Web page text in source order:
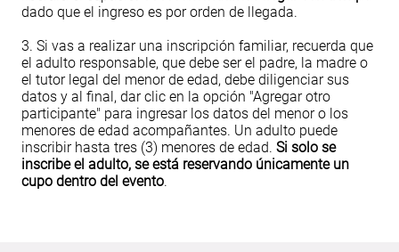
dado que el ingreso es por orden de llegada.
3. Si vas a realizar una inscripción familiar, recuerda que
el adulto responsable, que debe ser el padre, la madre o
el tutor legal del menor de edad, debe diligenciar sus
datos y al final, dar clic en la opción "Agregar otro
participante" para ingresar los datos del menor o los
menores de edad acompañantes. Un adulto puede
inscribir hasta tres (3) menores de edad. Si solo se
inscribe el adulto, se está reservando únicamente un
cupo dentro del evento.